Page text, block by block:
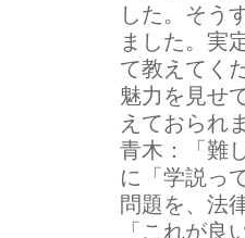
した。そう
ました。実
て教えてく
魅力を見せ
えておられ
青木：
「難
に「学説っ
問題を、法
「これが良